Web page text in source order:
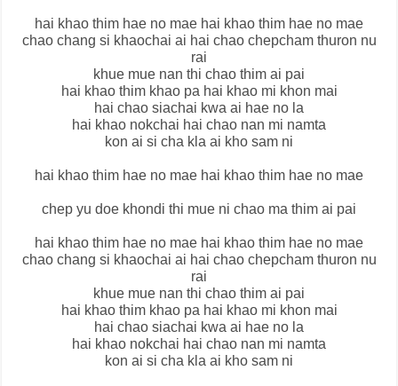
hai khao thim hae no mae hai khao thim hae no mae
chao chang si khaochai ai hai chao chepcham thuron nu
rai
khue mue nan thi chao thim ai pai
hai khao thim khao pa hai khao mi khon mai
hai chao siachai kwa ai hae no la
hai khao nokchai hai chao nan mi namta
kon ai si cha kla ai kho sam ni
hai khao thim hae no mae hai khao thim hae no mae
chep yu doe khondi thi mue ni chao ma thim ai pai
hai khao thim hae no mae hai khao thim hae no mae
chao chang si khaochai ai hai chao chepcham thuron nu
rai
khue mue nan thi chao thim ai pai
hai khao thim khao pa hai khao mi khon mai
hai chao siachai kwa ai hae no la
hai khao nokchai hai chao nan mi namta
kon ai si cha kla ai kho sam ni